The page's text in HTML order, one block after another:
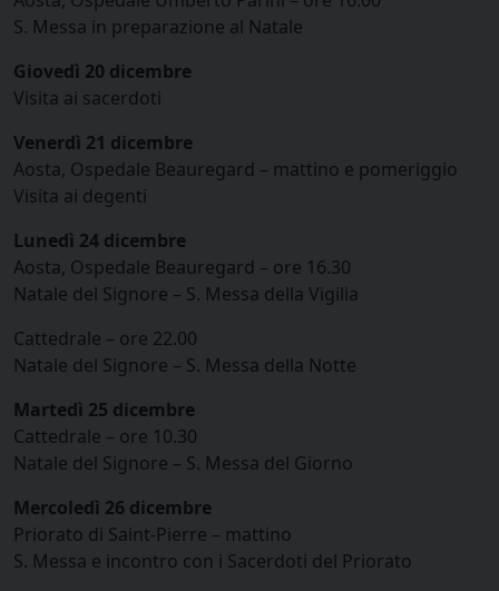
S. Messa in preparazione al Natale
Giovedì 20 dicembre
Visita ai sacerdoti
Venerdì 21 dicembre
Aosta, Ospedale Beauregard – mattino e pomeriggio
Visita ai degenti
Lunedì 24 dicembre
Aosta, Ospedale Beauregard – ore 16.30
Natale del Signore – S. Messa della Vigilia
Cattedrale – ore 22.00
Natale del Signore – S. Messa della Notte
Martedì 25 dicembre
Cattedrale – ore 10.30
Natale del Signore – S. Messa del Giorno
Mercoledì 26 dicembre
Priorato di Saint-Pierre – mattino
S. Messa e incontro con i Sacerdoti del Priorato